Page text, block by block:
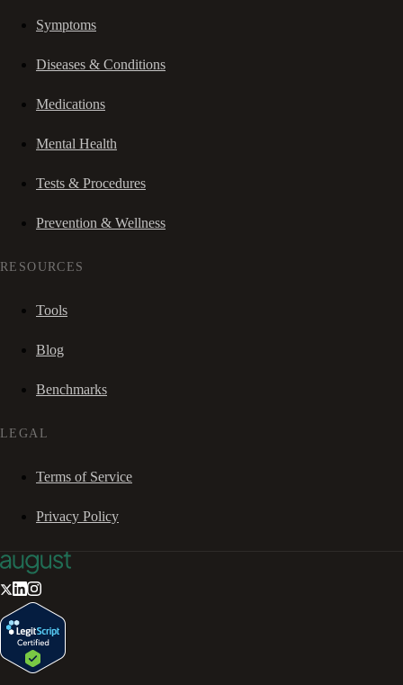
Symptoms
Diseases & Conditions
Medications
Mental Health
Tests & Procedures
Prevention & Wellness
RESOURCES
Tools
Blog
Benchmarks
LEGAL
Terms of Service
Privacy Policy